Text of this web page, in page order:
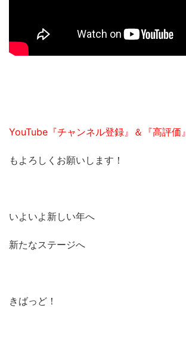
YouTube『チャンネル登録』＆『高評価』
もよろしくお願いします！
いよいよ新しい年へ
新たなステージへ
きばっど！